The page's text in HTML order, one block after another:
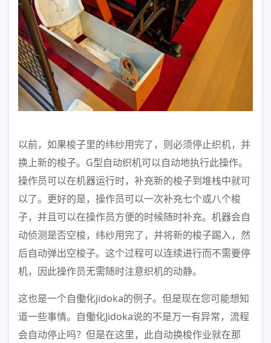
以前，如果梭子里的纬纱用完了，则必须停止织机，并
换上新的梭子。G型自动织机可以自动地执行此操作。
操作员可以在机器运行时，补充新的梭子到堆栈中就可
以了。更好的是，操作员可以一次补充七个或八个梭
子，并且可以在操作员方便的时候随时补充。机器会自
动侦测是否空梭，纬纱用完了，并将新的梭子踢入，然
后自动弹出空梭子。这个过程可以连续进行而不需要停
机，因此操作员无需随时注意织机的动静。
这也是一个自働化jidoka的例子。但是现在您可能想知
道一些事情。自働化Jidoka说的不是万一有异常，流程
会自动停止吗？但是在这里，此自动换梭作业就在那